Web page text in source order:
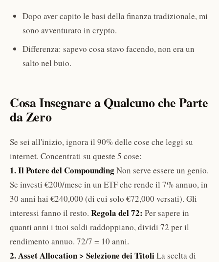
Dopo aver capito le basi della finanza tradizionale, mi
sono avventurato in crypto.
Differenza: sapevo cosa stavo facendo, non era un
salto nel buio.
Cosa Insegnare a Qualcuno che Parte
da Zero
Se sei all'inizio, ignora il 90% delle cose che leggi su
internet. Concentrati su queste 5 cose:
1. Il Potere del CompoundingNon serve essere un genio.
Se investi €200/mese in un ETF che rende il 7% annuo, in
30 anni hai €240,000 (di cui solo €72,000 versati). Gli
interessi fanno il resto. Regola del 72: Per sapere in
quanti anni i tuoi soldi raddoppiano, dividi 72 per il
rendimento annuo. 72/7 = 10 anni.
2. Asset Allocation > Selezione dei TitoliLa scelta di